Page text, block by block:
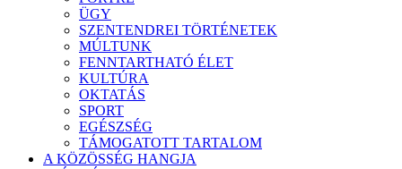
ÜGY
SZENTENDREI TÖRTÉNETEK
MÚLTUNK
FENNTARTHATÓ ÉLET
KULTÚRA
OKTATÁS
SPORT
EGÉSZSÉG
TÁMOGATOTT TARTALOM
A KÖZÖSSÉG HANGJA